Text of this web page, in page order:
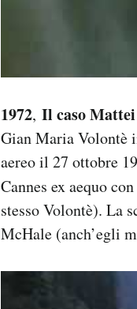
1972, Il caso Mattei
Gian Maria Volontè
aereo il 27 ottobre
Cannes ex aequo con
stesso Volontè). La
McHale (anch’egli